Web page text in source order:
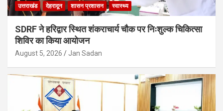
उत्तराखंड देहरादून शासन प्रशासन स्वास्थ्य
SDRF ने हरिद्वार स्थित शंकराचार्य चौक पर निःशुल्क चिकित्सा
शिविर का किया आयोजन
August 5, 2026 Jan Sadan